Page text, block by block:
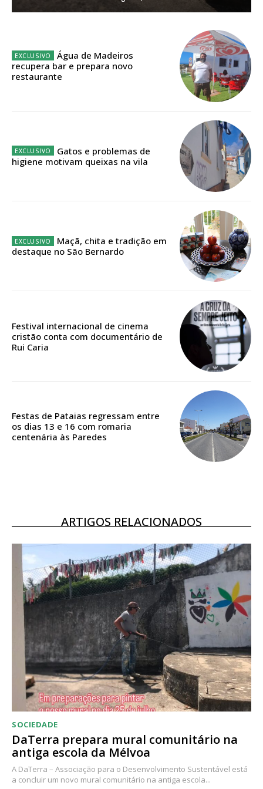
IMPRESSA
32
Edição em papel entregue à Quinta-feira em sua
casa
ASSINATURA
DIGITAL ANUAL
Acesso ao conteúdo online
Acesso aos conteúdos Exclusivos para
Escolha o plano
Água de Madeiros
recupera bar e prepara novo
restaurante
Gatos e problemas de
higiene motivam queixas na vila
Maçã, chita e tradição em
destaque no São Bernardo
Festival internacional de cinema
cristão conta com documentário de
Rui Caria
Festas de Pataias regressam entre
os dias 13 e 16 com romaria
centenária às Paredes
ARTIGOS RELACIONADOS
SOCIEDADE
DaTerra prepara mural comunitário na
antiga escola da Mélvoa
A DaTerra – Associação para o Desenvolvimento Sustentável está
a concluir um novo mural comunitário na antiga escola...